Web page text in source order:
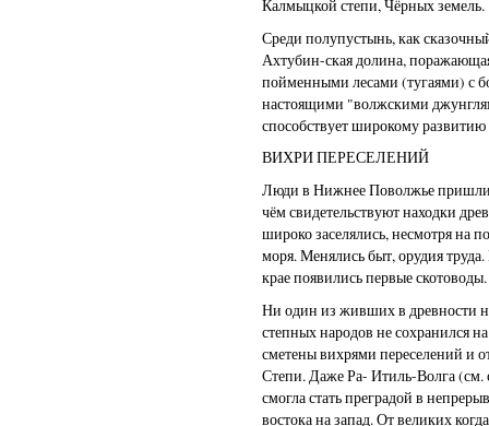
Калмыцкой степи, Чёрных земель.
Среди полупустынь, как
Ахтубин-ская долина,
пойменными лесами (тугаями) с
настоящими "волжскими
способствует широкому развитию
ВИХРИ ПЕРЕСЕЛЕНИЙ
Люди в Нижнее Поволжье пришли
чём свидетельствуют находки
широко заселялись, несмотря на
моря. Менялись быт, орудия
крае появились первые скотоводы.
Ни один из живших в древности
степных народов не сохранился
сметены вихрями переселений и
Степи. Даже Ра- Итиль-Волга
смогла стать преградой в
востока на запад. От великих